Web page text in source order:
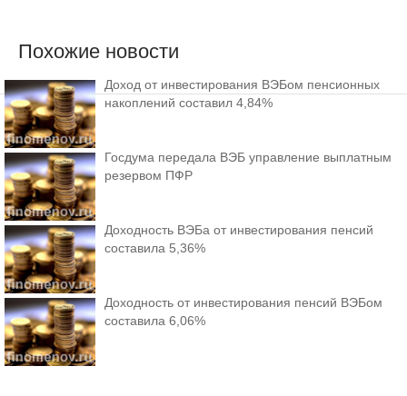
Похожие новости
Доход от инвестирования ВЭБом пенсионных
накоплений составил 4,84%
Госдума передала ВЭБ управление выплатным
резервом ПФР
Доходность ВЭБа от инвестирования пенсий
составила 5,36%
Доходность от инвестирования пенсий ВЭБом
составила 6,06%